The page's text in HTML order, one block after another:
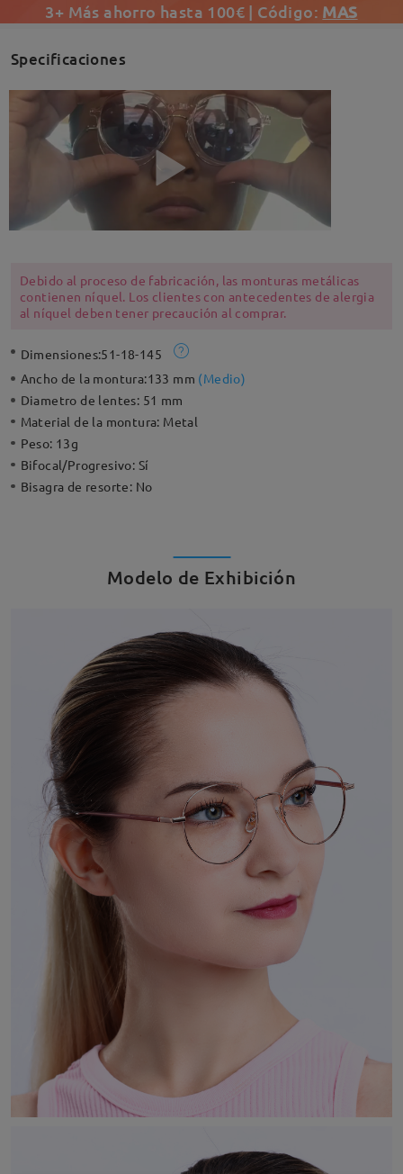
3+ Más ahorro hasta 100€ | Código: MAS
Specificaciones
Debido al proceso de fabricación, las monturas metálicas
contienen níquel. Los clientes con antecedentes de alergia
al níquel deben tener precaución al comprar.
Dimensiones:51-18-145
Ancho de la montura:133 mm (Medio)
Diametro de lentes: 51 mm
Material de la montura: Metal
Peso: 13g
Bifocal/Progresivo: Sí
Bisagra de resorte: No
Modelo de Exhibición